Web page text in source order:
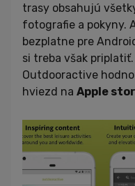
trasy obsahujú
fotografie a pokyny.
bezplatne pre
si treba však priplatiť.
Outdooractive
hviezd na Apple